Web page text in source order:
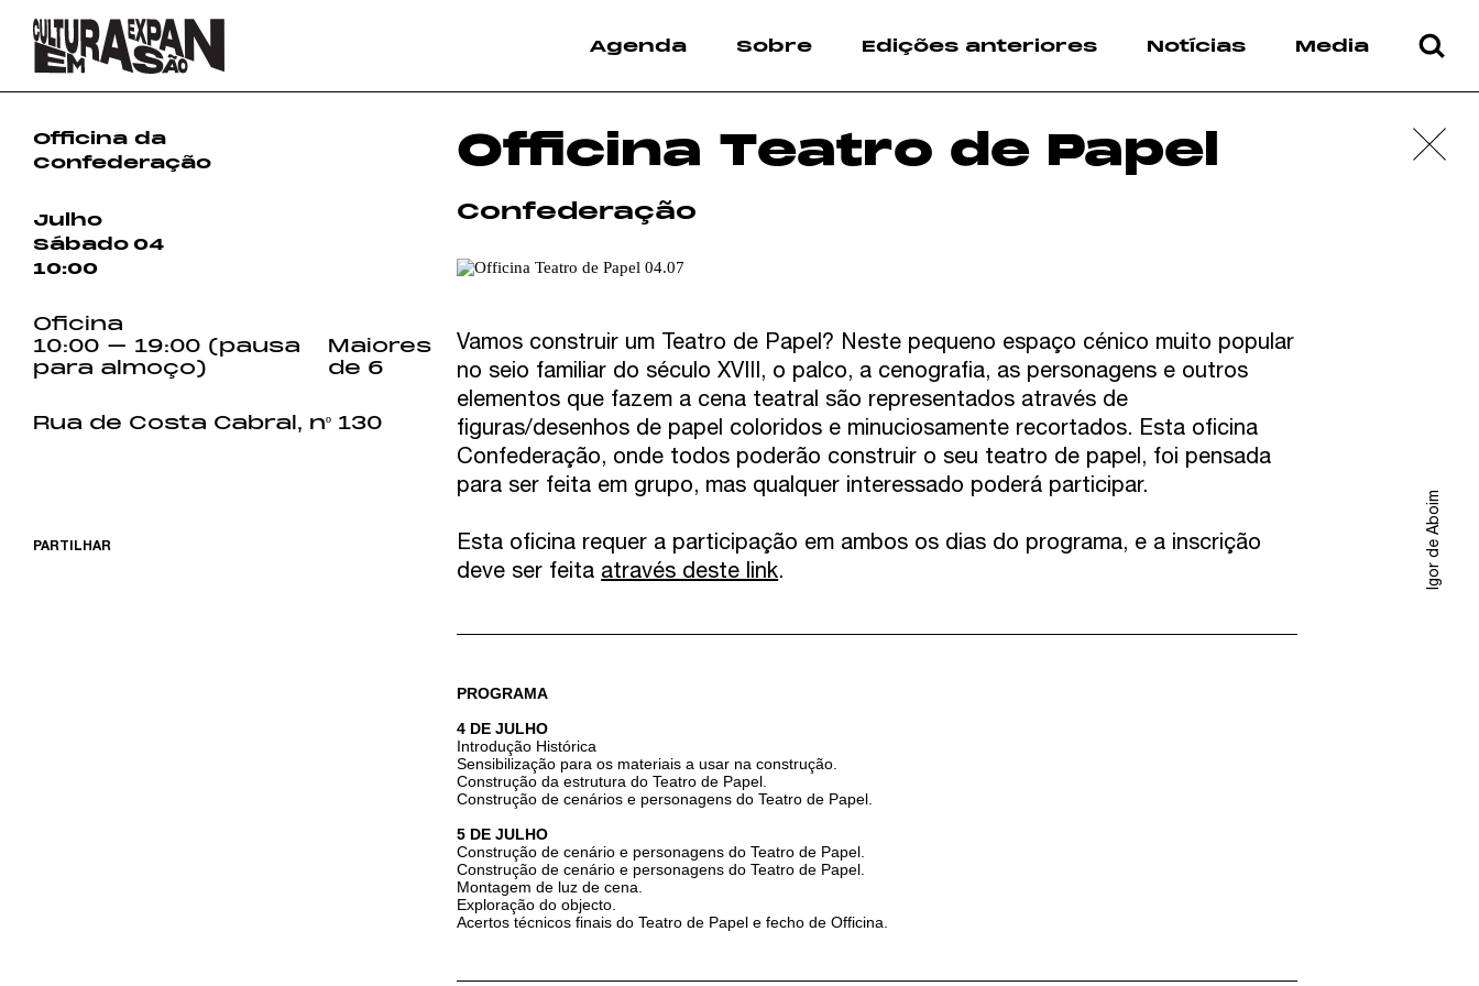
Agenda Sobre Edições anteriores Notícias Media
Officina da
Confederação
Julho
Sábado 04
10:00
Oficina
10:00 – 19:00 (pausa
para almoço)
Maiores
de 6
Rua de Costa Cabral, nº 130
PARTILHAR
Officina Teatro de Papel
Confederação
Vamos construir um Teatro de Papel? Neste pequeno espaço cénico muito popular
no seio familiar do século XVIII, o palco, a cenografia, as personagens e outros
elementos que fazem a cena teatral são representados através de
figuras/desenhos de papel coloridos e minuciosamente recortados. Esta oficina
Confederação, onde todos poderão construir o seu teatro de papel, foi pensada
para ser feita em grupo, mas qualquer interessado poderá participar.
Esta oficina requer a participação em ambos os dias do programa, e a inscrição
deve ser feita através deste link.
PROGRAMA
4 DE JULHO
Introdução Histórica
Sensibilização para os materiais a usar na construção.
Construção da estrutura do Teatro de Papel.
Construção de cenários e personagens do Teatro de Papel.
5 DE JULHO
Construção de cenário e personagens do Teatro de Papel.
Construção de cenário e personagens do Teatro de Papel.
Montagem de luz de cena.
Exploração do objecto.
Acertos técnicos finais do Teatro de Papel e fecho de Officina.
Igor de Aboim